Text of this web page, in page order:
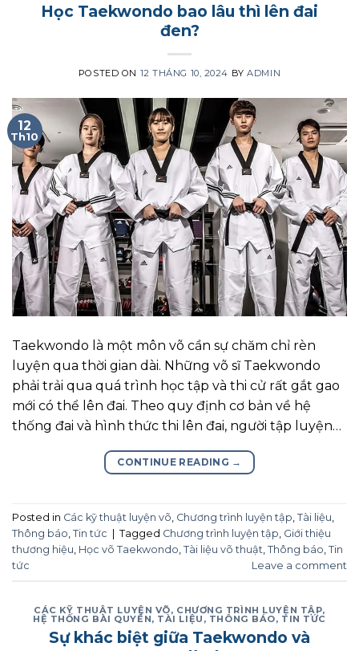
Học Taekwondo bao lâu thì lên đai
đen?
POSTED ON 12 THÁNG 10, 2024 BYADMIN
12
Th10
Taekwondo là một môn võ cần sự chăm chỉ rèn
luyện qua thời gian dài. Những võ sĩ Taekwondo
phải trải qua quá trình học tập và thi cử rất gắt gao
mới có thể lên đai. Theo quy định cơ bản về hệ
thống đai và hình thức thi lên đai, người tập luyện…
CONTINUE READING →
Posted in Các kỹ thuật luyện võ Chương trình luyện tập Tài liệu
Thông báo Tin tức Tagged Chương trình luyện tập Giới thiệu
thương hiệu Học võ Taekwondo Tài liệu võ thuật Thông báo Tin
tức
Leave a comment
CÁC KỸ THUẬT LUYỆN VÕ, CHƯƠNG TRÌNH LUYỆN TẬP,
HỆ THỐNG BÀI QUYỀN, TÀI LIỆU , THÔNG BÁO, TIN TỨC
Sự khác biệt giữa Taekwondo và